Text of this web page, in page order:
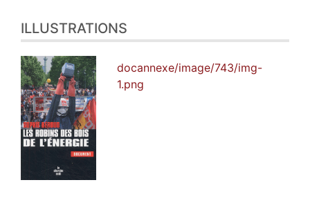
ILLUSTRATIONS
docannexe/image/743/img-
1.png